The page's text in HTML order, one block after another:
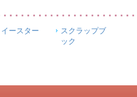
イースター
スクラップブ
ック